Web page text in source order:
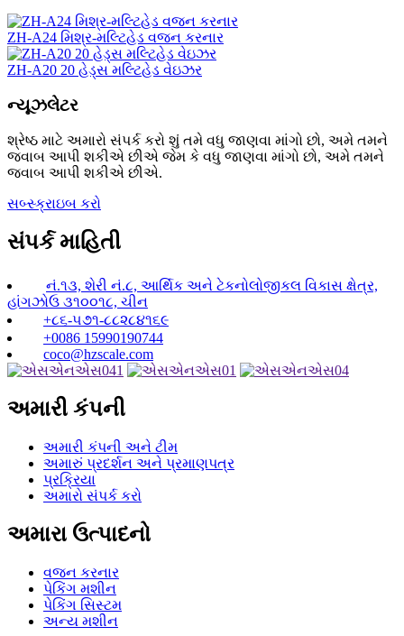
ZH-A24 મિશ્ર-મલ્ટિહેડ વજન કરનાર
ZH-A20 20 હેડ્સ મલ્ટિહેડ વેઇઝર
ન્યૂઝલેટર
શ્રેષ્ઠ માટે અમારો સંપર્ક કરો શું તમે વધુ જાણવા માંગો છો, અમે તમને
જવાબ આપી શકીએ છીએ જેમ કે વધુ જાણવા માંગો છો, અમે તમને
જવાબ આપી શકીએ છીએ.
સબ્સ્ક્રાઇબ કરો
સંપર્ક માહિતી
નં.૧૩, શેરી નં.૮, આર્થિક અને ટેકનોલોજીકલ વિકાસ ક્ષેત્ર,
હાંગઝોઉ ૩૧૦૦૧૮, ચીન
+૮૬-૫૭૧-૮૮૨૮૪૧૬૯
+0086 15990190744
coco@hzscale.com
અમારી કંપની
અમારી કંપની અને ટીમ
અમારું પ્રદર્શન અને પ્રમાણપત્ર
પ્રક્રિયા
અમારો સંપર્ક કરો
અમારા ઉત્પાદનો
વજન કરનાર
પેકિંગ મશીન
પેકિંગ સિસ્ટમ
અન્ય મશીન